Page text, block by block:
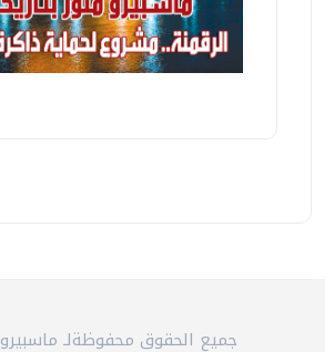
© 2026 جميع الحقوق محفوظةلـ ماسبيرو